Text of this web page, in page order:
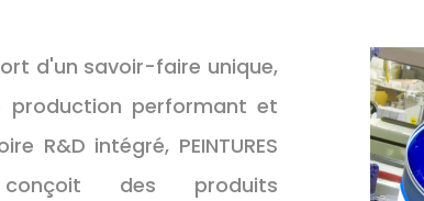
d'un savoir-faire unique,
production performant et
R&D intégré, PEINTURES
conçoit des produits